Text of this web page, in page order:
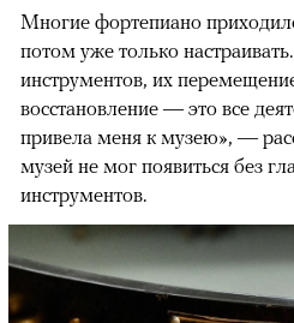
Многие фортепиано
потом уже только
инструментов, их
восстановление — это все
привела меня к музею», —
музей не мог появиться без
инструментов.